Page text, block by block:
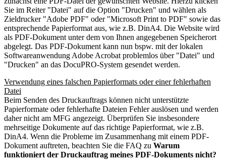
Sie im Reiter "Datei" auf die Option "Drucken" und wählen als
Zieldrucker "Adobe PDF" oder "Microsoft Print to PDF" sowie das
entsprechende Papierformat aus, wie z.B. DinA4. Die Website wird
als PDF-Dokument unter dem von Ihnen angegebenen Speicherort
abgelegt. Das PDF-Dokument kann nun bspw. mit der lokalen
Softwareanwendung Adobe Acrobat problemlos über "Datei" und
"Drucken" an das DocuPRO-System gesendet werden.
Verwendung eines falschen Papierformats oder einer fehlerhaften
Datei
Beim Senden des Druckauftrags können nicht unterstützte
Papierformate oder fehlerhafte Dateien Fehler auslösen und werden
daher nicht am MFG angezeigt. Überprüfen Sie insbesondere
mehrseitige Dokumente auf das richtige Papierformat, wie z.B.
DinA4. Wenn die Probleme im Zusammenhang mit einem PDF-
Dokument auftreten, beachten Sie die FAQ zu Warum
funktioniert der Druckauftrag meines PDF-Dokuments nicht?